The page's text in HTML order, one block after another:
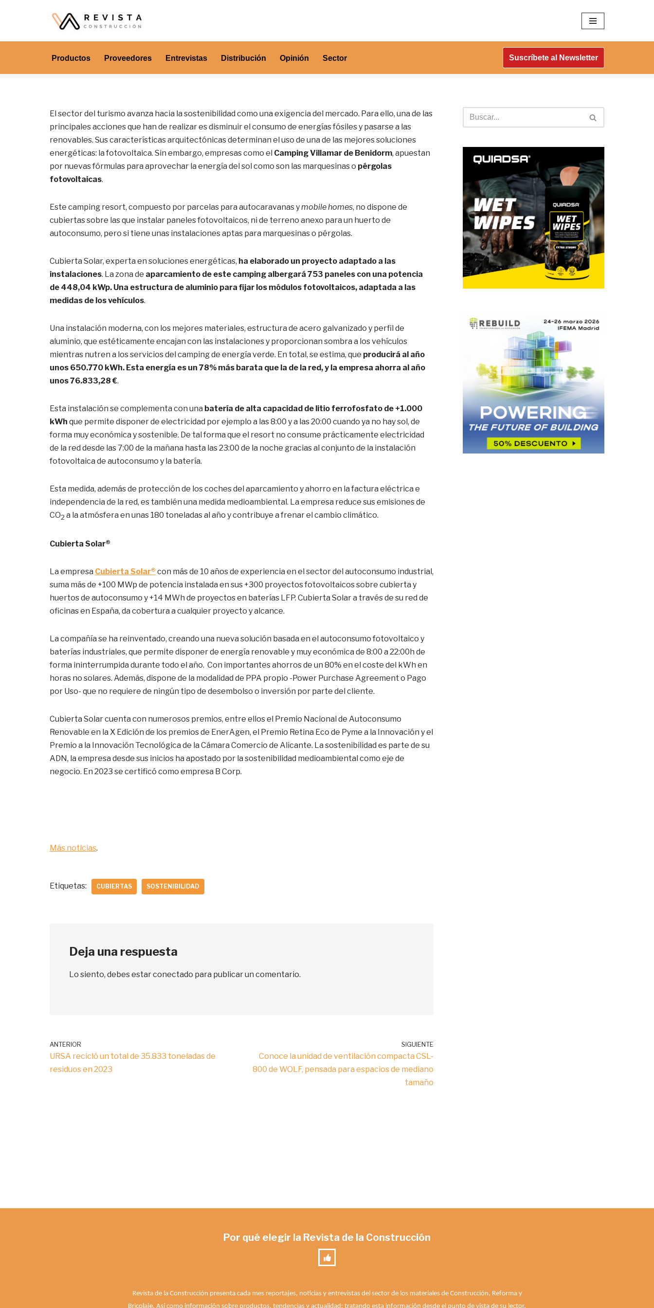
al
Productos Proveedores Entrevistas Distribución Opinión Sector Suscríbete al Newsletter
El sector del turismo avanza hacia la sostenibilidad como una exigencia del mercado. Para ello, una de las
principales acciones que han de realizar es disminuir el consumo de energías fósiles y pasarse a las
renovables. Sus características arquitectónicas determinan el uso de una de las mejores soluciones
energéticas: la fotovoltaica. Sin embargo, empresas como el Camping Villamar de Benidorm, apuestan
por nuevas fórmulas para aprovechar la energía del sol como son las marquesinas o pérgolas
fotovoltaicas.
Este camping resort, compuesto por parcelas para autocaravanas ymobile homes, no dispone de
cubiertas sobre las que instalar paneles fotovoltaicos, ni de terreno anexo para un huerto de
autoconsumo, pero si tiene unas instalaciones aptas para marquesinas o pérgolas.
Cubierta Solar, experta en soluciones energéticas, ha elaborado un proyecto adaptado a las
instalaciones. La zona de aparcamiento de este camping albergará 753 paneles con una potencia
de 448,04 kWp. Una estructura de aluminio para fijar los módulos fotovoltaicos, adaptada a las
medidas de los vehículos.
Una instalación moderna, con los mejores materiales, estructura de acero galvanizado y perfil de
aluminio, que estéticamente encajan con las instalaciones y proporcionan sombra a los vehículos
mientras nutren a los servicios del camping de energía verde. En total, se estima, que producirá al año
unos 650.770 kWh. Esta energía es un 78% más barata que la de la red, y la empresa ahorra al año
unos 76.833,28 €.
Esta instalación se complementa con una batería de alta capacidad de litio ferrofosfato de +1.000
kWh que permite disponer de electricidad por ejemplo a las 8:00 y a las 20:00 cuando ya no hay sol, de
forma muy económica y sostenible. De tal forma que el resort no consume prácticamente electricidad
de la red desde las 7:00 de la mañana hasta las 23:00 de la noche gracias al conjunto de la instalación
fotovoltaica de autoconsumo y la batería.
Esta medida, además de protección de los coches del aparcamiento y ahorro en la factura eléctrica e
independencia de la red, es también una medida medioambiental. La empresa reduce sus emisiones de
CO2 a la atmósfera en unas 180 toneladas al año y contribuye a frenar el cambio climático.
Cubierta Solar®
La empresa Cubierta Solar® con más de 10 años de experiencia en el sector del autoconsumo industrial,
suma más de +100 MWp de potencia instalada en sus +300 proyectos fotovoltaicos sobre cubierta y
huertos de autoconsumo y +14 MWh de proyectos en baterías LFP. Cubierta Solar a través de su red de
oficinas en España, da cobertura a cualquier proyecto y alcance.
La compañía se ha reinventado, creando una nueva solución basada en el autoconsumo fotovoltaico y
baterías industriales, que permite disponer de energía renovable y muy económica de 8:00 a 22:00h de
forma ininterrumpida durante todo el año. Con importantes ahorros de un 80% en el coste del kWh en
horas no solares. Además, dispone de la modalidad de PPA propio -Power Purchase Agreement o Pago
por Uso- que no requiere de ningún tipo de desembolso o inversión por parte del cliente.
Cubierta Solar cuenta con numerosos premios, entre ellos el Premio Nacional de Autoconsumo
Renovable en la X Edición de los premios de EnerAgen, el Premio Retina Eco de Pyme a la Innovación y el
Premio a la Innovación Tecnológica de la Cámara Comercio de Alicante. La sostenibilidad es parte de su
ADN, la empresa desde sus inicios ha apostado por la sostenibilidad medioambiental como eje de
negocio. En 2023 se certificó como empresa B Corp.
Más noticias.
Etiquetas: CUBIERTAS SOSTENIBILIDAD
Deja una respuesta
Lo siento, debes estarconectado para publicar un comentario.
ANTERIOR
URSA recicló un total de 35.833 toneladas de
residuos en 2023
SIGUIENTE
Conoce la unidad de ventilación compacta CSL-
800 de WOLF, pensada para espacios de mediano
tamaño
Por qué elegir la Revista de la Construcción
Revista de la Construcción presenta cada mes reportajes, noticias y entrevistas del sector de los materiales de Construcción, Reforma y
Bricolaje. Así como información sobre productos, tendencias y actualidad; tratando esta información desde el punto de vista de su lector.